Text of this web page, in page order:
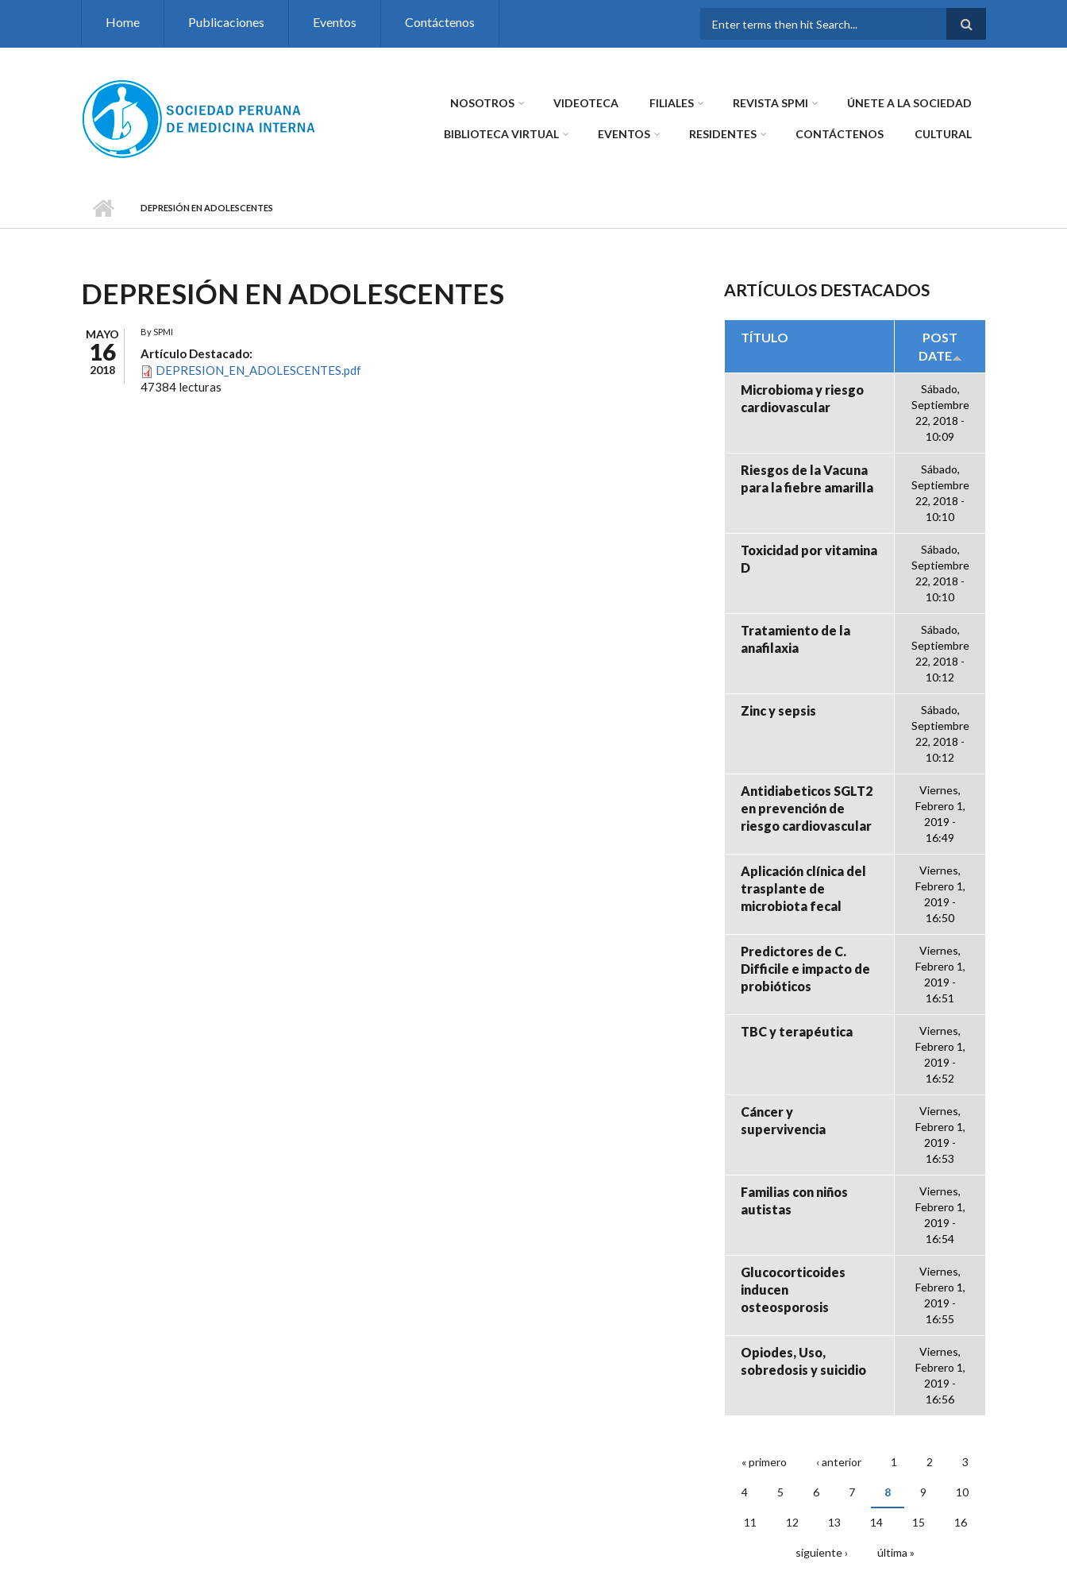
Home Publicaciones Eventos Contáctenos
FORMULARIO DE
NOSOTROS VIDEOTECA FILIALES REVISTA SPMI ÚNETE A LA SOCIEDAD
BIBLIOTECA VIRTUAL EVENTOS RESIDENTES CONTÁCTENOS CULTURAL
DEPRESIÓN EN ADOLESCENTES
DEPRESIÓN EN ADOLESCENTES
MAYO
16
2018
BySPMI
Artículo Destacado:
DEPRESION_EN_ADOLESCENTES.pdf
47384 lecturas
ARTÍCULOS DESTACADOS
TÍTULO
POST
DATE
Microbioma y riesgo
cardiovascular
Sábado,
Septiembre
22, 2018 -
10:09
Riesgos de la Vacuna
para la fiebre amarilla
Sábado,
Septiembre
22, 2018 -
10:10
Toxicidad por vitamina
D
Sábado,
Septiembre
22, 2018 -
10:10
Tratamiento de la
anafilaxia
Sábado,
Septiembre
22, 2018 -
10:12
Zinc y sepsis
Sábado,
Septiembre
22, 2018 -
10:12
Antidiabeticos SGLT2
en prevención de
riesgo cardiovascular
Viernes,
Febrero 1,
2019 -
16:49
Aplicación clínica del
trasplante de
microbiota fecal
Viernes,
Febrero 1,
2019 -
16:50
Predictores de C.
Difficile e impacto de
probióticos
Viernes,
Febrero 1,
2019 -
16:51
TBC y terapéutica
Viernes,
Febrero 1,
2019 -
16:52
Cáncer y
supervivencia
Viernes,
Febrero 1,
2019 -
16:53
Familias con niños
autistas
Viernes,
Febrero 1,
2019 -
16:54
Glucocorticoides
inducen
osteosporosis
Viernes,
Febrero 1,
2019 -
16:55
Opiodes, Uso,
sobredosis y suicidio
Viernes,
Febrero 1,
2019 -
16:56
PÁGINAS
« primero ‹ anterior 1 2 3
4 5 6 7 8 9 10
11 12 13 14 15 16
siguiente › última »